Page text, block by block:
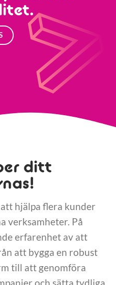
ditt
hjälpa flera kunder
verksamheter. På
erfarenhet av att
att bygga en robust
till att genomföra